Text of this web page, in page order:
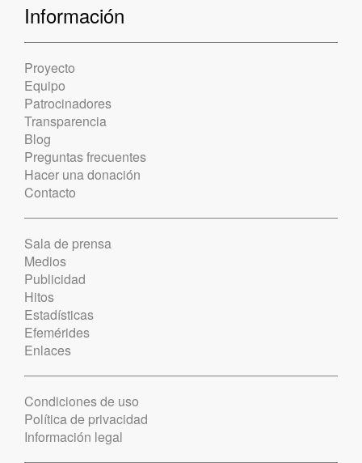
Información
Proyecto
Equipo
Patrocinadores
Transparencia
Blog
Preguntas frecuentes
Hacer una donación
Contacto
Sala de prensa
Medios
Publicidad
Hitos
Estadísticas
Efemérides
Enlaces
Condiciones de uso
Política de privacidad
Información legal